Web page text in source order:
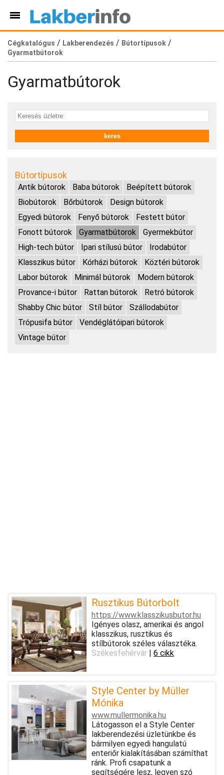
Cégkatalógus / Lakberendezés / Bútortípusok /
Gyarmatbútorok
Gyarmatbútorok
Bútortípusok
Antik bútorok Baba bútorok
Beépített bútorok
Biobútorok
Bőrbútorok
Design bútorok
Egyedi bútorok
Fenyő bútorok
Festett bútor
Fonott bútorok
Gyarmatbútorok
Gyermekbútor
High-tech bútor
Ipari stílusú bútor
Irodabútor
Klasszikus bútor
Kórházi bútorok
Köztéri bútorok
Labor bútorok
Minimál bútorok
Modern bútorok
Provance-i bútor
Rattan bútorok
Retró bútorok
Shabby Chic bútor
Stíl bútor
Szállodabútor
Trópusifa bútor
Vendéglátóipari bútorok
Vintage bútor
Rusztikus Bútorbolt
https://www.klasszikusbutor.hu
Igényes olasz, amerikai és angol
klasszikus, rusztikus és
stílbútorok széles választéka.
Székesfehérvár | 6 cikk
Style Center by Müller
Mónika
www.mullermonika.hu
Látogasson el a Style Center
lakberendezési üzletünkbe és
bármilyen egyedi hangulatú
enteriőr kialakításában számíthat
ránk. Profi csapatunk a
segítségére lesz, legyen szó